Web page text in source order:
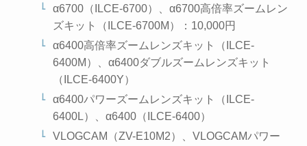
α6700（ILCE-6700）、α6700高倍率ズームレン
ズキット（ILCE-6700M）：10,000円
α6400高倍率ズームレンズキット（ILCE-
6400M）、α6400ダブルズームレンズキット
（ILCE-6400Y）
α6400パワーズームレンズキット（ILCE-
6400L）、α6400（ILCE-6400）
VLOGCAM（ZV-E10M2）、VLOGCAMパワー